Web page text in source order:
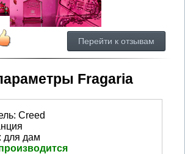
Перейти к отзывам
Fragaria
: Creed
для дам